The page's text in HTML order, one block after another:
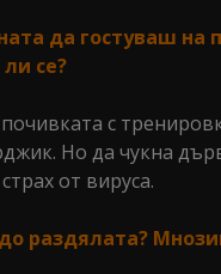
да гостуваш на
се?
с
Но да чукна
от вируса.
раздялата?